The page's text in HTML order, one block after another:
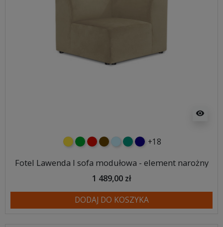
visibility
żółtyzielonyczerwony
czekoladowy
błękitnyturkusowy
granatowy
+18
Fotel Lawenda I sofa modułowa - element narożny
1 489,00 zł
DODAJ DO KOSZYKA